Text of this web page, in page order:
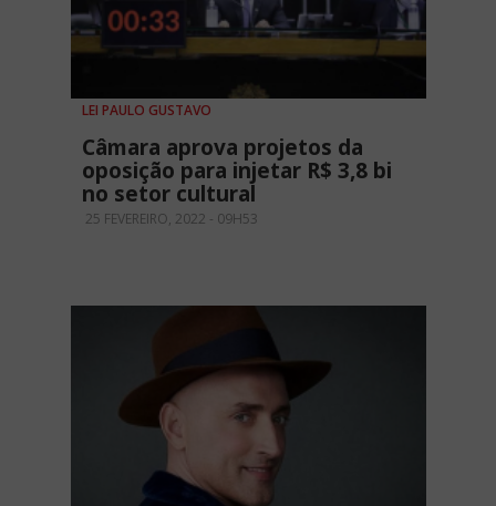
LEI PAULO GUSTAVO
Câmara aprova projetos da
oposição para injetar R$ 3,8 bi
no setor cultural
25 FEVEREIRO, 2022 - 09H53